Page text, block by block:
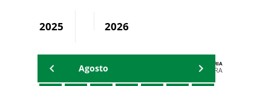
2025 2026
AGENDA DA SECRETARIA
ZELMA MADEIRA
Agosto